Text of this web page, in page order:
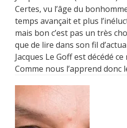
Certes, vu l’âge du
temps avançait et plus
mais bon c’est pas un très
que de lire dans son fil
Jacques Le Goff est décédé
Comme nous l’apprend donc